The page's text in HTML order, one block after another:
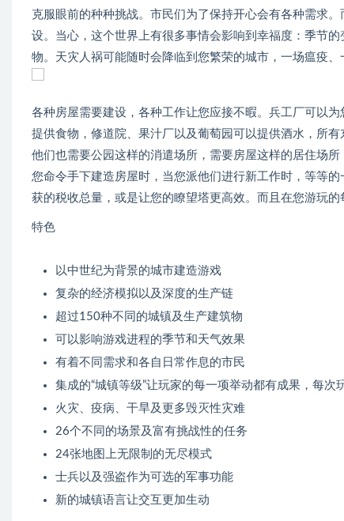
克服眼前的种种挑战。市民们为了保持开心会有各种需求
设。当心，这个世界上有很多事情会影响到幸福度：季节
物。天灾人祸可能随时会降临到您繁荣的城市，一场瘟疫
各种房屋需要建设，各种工作让您应接不暇。兵工厂可以
提供食物，修道院、果汁厂以及葡萄园可以提供酒水，所
他们也需要公园这样的消遣场所，需要房屋这样的居住场
您命令手下建造房屋时，当您派他们进行新工作时，等等
获的税收总量，或是让您的瞭望塔更高效。而且在您游玩的
特色
以中世纪为背景的城市建造游戏
复杂的经济模拟以及深度的生产链
超过150种不同的城镇及生产建筑物
可以影响游戏进程的季节和天气效果
有着不同需求和各自日常作息的市民
集成的“城镇等级”让玩家的每一项举动都有成果，每次
火灾、疫病、干旱及更多毁灭性灾难
26个不同的场景及富有挑战性的任务
24张地图上无限制的无尽模式
士兵以及强盗作为可选的军事功能
新的城镇语言让交互更加生动